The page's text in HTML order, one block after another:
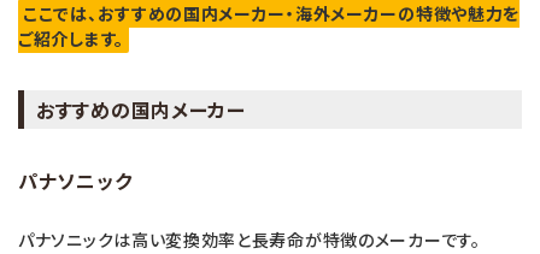
ここでは、おすすめの国内メーカー・海外メーカーの特徴や魅力を
ご紹介します。
おすすめの国内メーカー
パナソニック
パナソニックは高い変換効率と長寿命が特徴のメーカーです。